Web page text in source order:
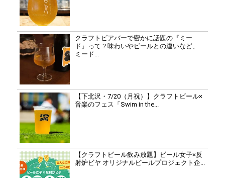
クラフトビアバーで密かに話題の『ミー
ド』って？味わいやビールとの違いなど、
ミード...
【下北沢・7/20（月祝）】クラフトビール×
音楽のフェス「Swim in the...
【クラフトビール飲み放題】ビール女子×反
射炉ビヤ オリジナルビールプロジェクト企...